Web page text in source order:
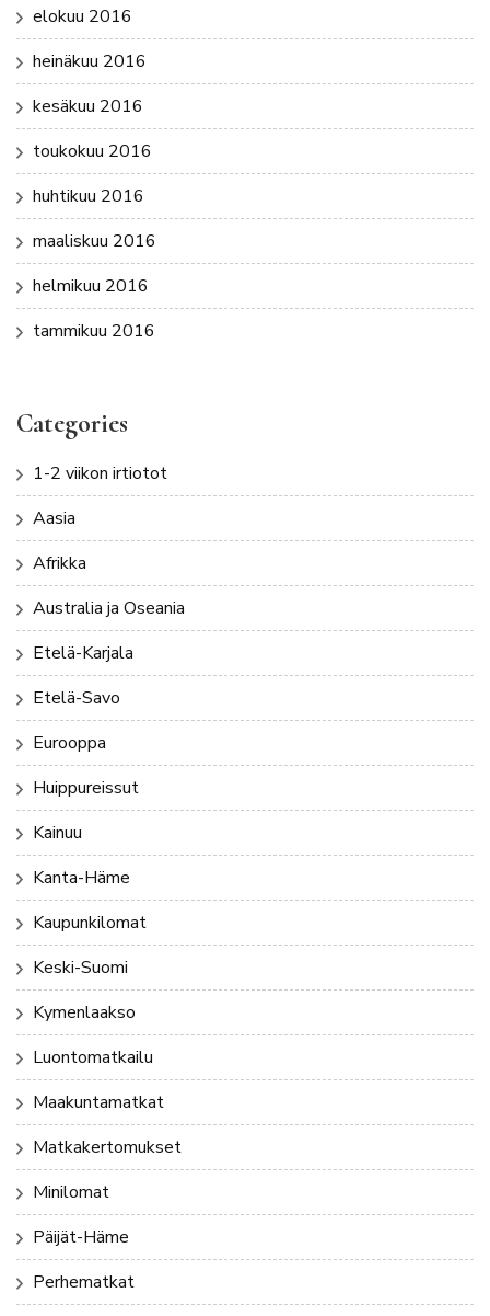
elokuu 2016
heinäkuu 2016
kesäkuu 2016
toukokuu 2016
huhtikuu 2016
maaliskuu 2016
helmikuu 2016
tammikuu 2016
Categories
1-2 viikon irtiotot
Aasia
Afrikka
Australia ja Oseania
Etelä-Karjala
Etelä-Savo
Eurooppa
Huippureissut
Kainuu
Kanta-Häme
Kaupunkilomat
Keski-Suomi
Kymenlaakso
Luontomatkailu
Maakuntamatkat
Matkakertomukset
Minilomat
Päijät-Häme
Perhematkat